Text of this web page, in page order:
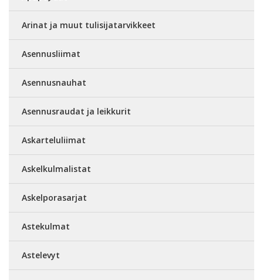
Arinat ja muut tulisijatarvikkeet
Asennusliimat
Asennusnauhat
Asennusraudat ja leikkurit
Askarteluliimat
Askelkulmalistat
Askelporasarjat
Astekulmat
Astelevyt